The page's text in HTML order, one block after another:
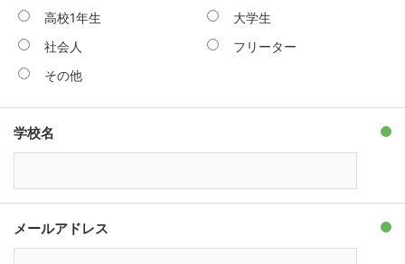
高校1年生
大学生
社会人
フリーター
その他
学校名
メールアドレス